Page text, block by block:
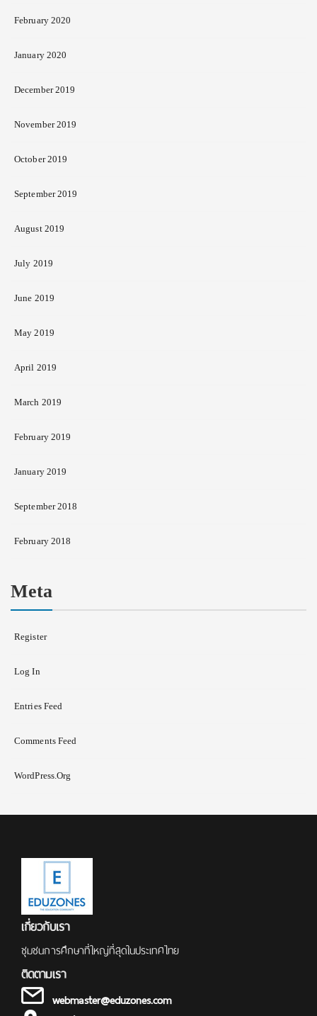
February 2020
January 2020
December 2019
November 2019
October 2019
September 2019
August 2019
July 2019
June 2019
May 2019
April 2019
March 2019
February 2019
January 2019
September 2018
February 2018
Meta
Register
Log In
Entries Feed
Comments Feed
WordPress.org
เกี่ยวกับเรา
ชุมชนการศึกษาที่ใหญ่ที่สุดในประเทศไทย
ติดตามเรา
webmaster@eduzones.com